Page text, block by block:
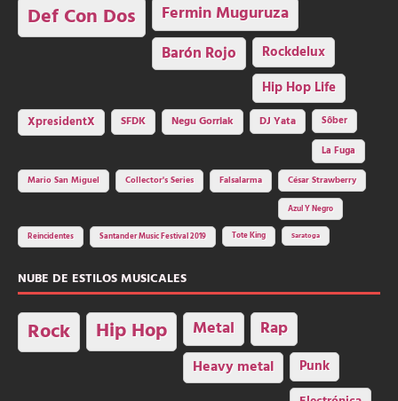
Def Con Dos Fermin Muguruza
Barón Rojo Rockdelux
Hip Hop Life
XpresidentX SFDK Negu Gorriak DJ Yata
Sôber
La Fuga
Mario San Miguel
Collector's Series Falsalarma César Strawberry
Azul Y Negro
Reincidentes Santander Music Festival 2019 Tote King Saratoga
NUBE DE ESTILOS MUSICALES
Rock Hip Hop Metal Rap
Heavy metal Punk